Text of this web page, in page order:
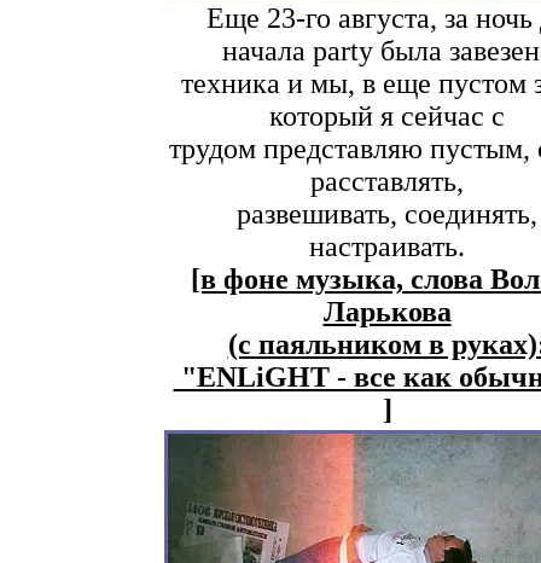
Еще 23-го августа, за ночь
начала party была
техника и мы, в еще пустом
который я сейчас с
трудом представляю пустым,
расставлять,
развешивать, соединять,
настраивать.
[в фоне музыка, слова
Ларькова
(с паяльником в
"ENLiGHT - все как
]